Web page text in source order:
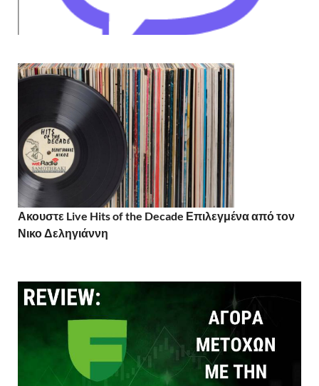
Ακουστε Live Hits of the Decade Επιλεγμένα από τον
Νικο Δεληγιάννη